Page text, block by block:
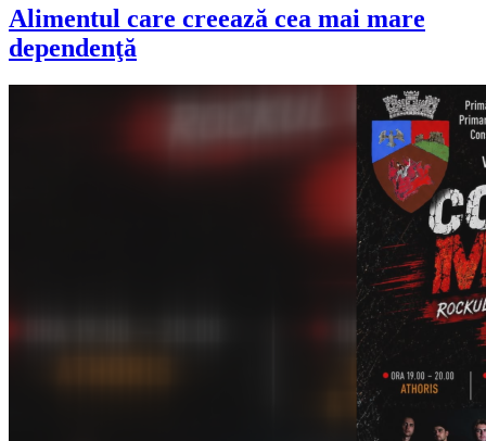
Alimentul care creează cea mai mare
dependenţă